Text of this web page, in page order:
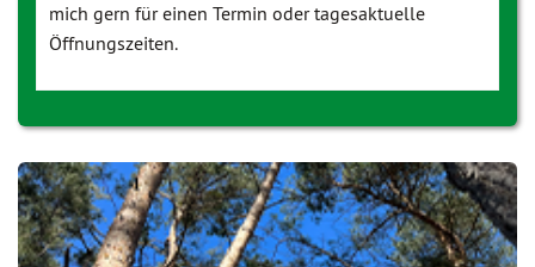
mich gern für einen Termin oder tagesaktuelle
Öffnungszeiten.